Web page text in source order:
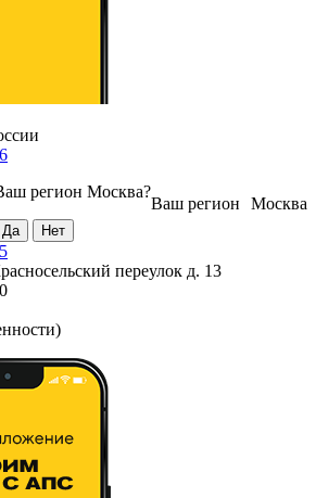
Москва
Ваш регион
регион Москва?
переулок д. 13